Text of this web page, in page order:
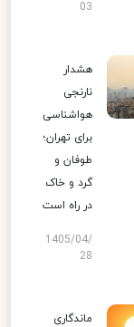
03
هشدار
نارنجی
هواشناسی
برای تهران؛
طوفان و
گرد و خاک
در راه است
1405/04/
28
ماندگاری